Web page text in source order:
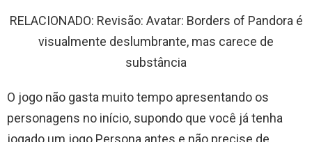
RELACIONADO: Revisão: Avatar: Borders of Pandora é
visualmente deslumbrante, mas carece de
substância
O jogo não gasta muito tempo apresentando os
personagens no início, supondo que você já tenha
jogado um jogo Persona antes e não precise de